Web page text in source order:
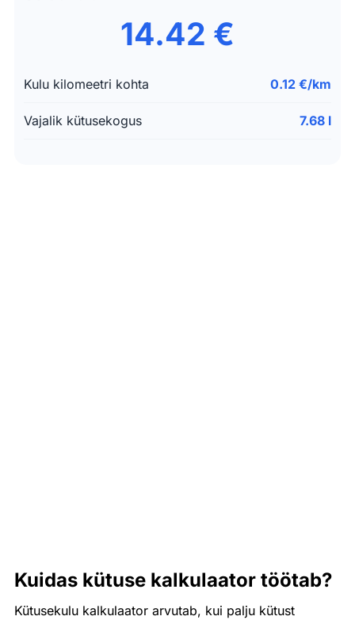
14.42 €
Kulu kilomeetri kohta 0.12 €/km
Vajalik kütusekogus 7.68 l
Kuidas kütuse kalkulaator töötab?
Kütusekulu kalkulaator arvutab, kui palju kütust